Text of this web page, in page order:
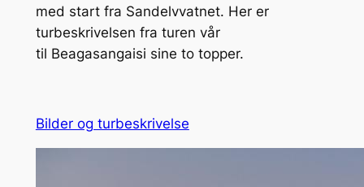
med start fra Sandelvvatnet. Her er
turbeskrivelsen fra turen vår
til Beagasangaisi sine to topper.
Bilder og turbeskrivelse